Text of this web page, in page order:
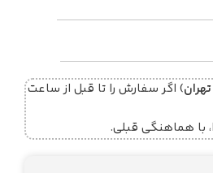
) اگر سفارش را تا قبل از ساعت
با هماهنگی قبلی.